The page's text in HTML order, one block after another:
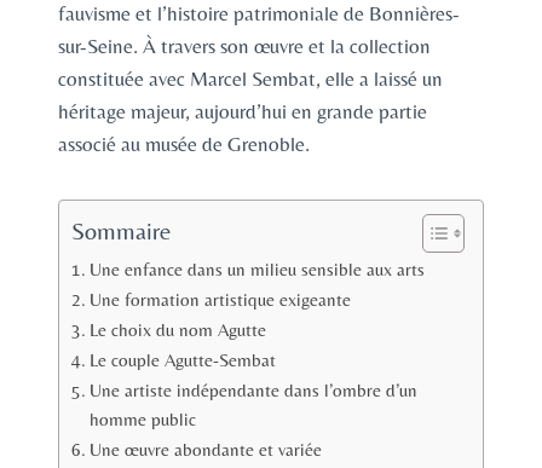
fauvisme et l’histoire patrimoniale de Bonnières-
sur-Seine. À travers son œuvre et la collection
constituée avec Marcel Sembat, elle a laissé un
héritage majeur, aujourd’hui en grande partie
associé au musée de Grenoble.
Sommaire
Une enfance dans un milieu sensible aux arts
Une formation artistique exigeante
Le choix du nom Agutte
Le couple Agutte-Sembat
Une artiste indépendante dans l’ombre d’un
homme public
Une œuvre abondante et variée